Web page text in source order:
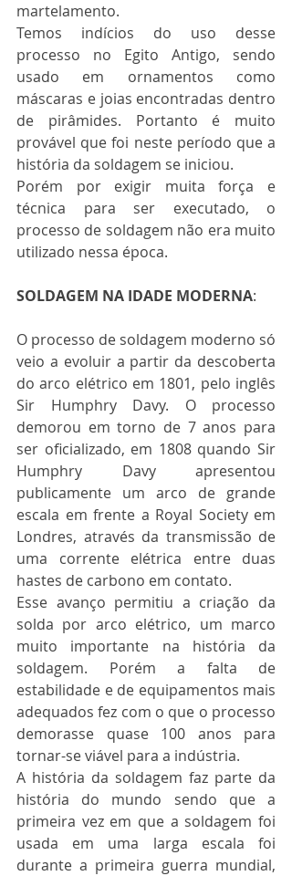
martelamento.
Temos indícios do uso desse
processo no Egito Antigo, sendo
usado em ornamentos como
máscaras e joias encontradas dentro
de pirâmides. Portanto é muito
provável que foi neste período que a
história da soldagem se iniciou.
Porém por exigir muita força e
técnica para ser executado, o
processo de soldagem não era muito
utilizado nessa época.
SOLDAGEM NA IDADE MODERNA:
O processo de soldagem moderno só
veio a evoluir a partir da descoberta
do arco elétrico em 1801, pelo inglês
Sir Humphry Davy. O processo
demorou em torno de 7 anos para
ser oficializado, em 1808 quando Sir
Humphry Davy apresentou
publicamente um arco de grande
escala em frente a Royal Society em
Londres, através da transmissão de
uma corrente elétrica entre duas
hastes de carbono em contato.
Esse avanço permitiu a criação da
solda por arco elétrico, um marco
muito importante na história da
soldagem. Porém a falta de
estabilidade e de equipamentos mais
adequados fez com o que o processo
demorasse quase 100 anos para
tornar-se viável para a indústria.
A história da soldagem faz parte da
história do mundo sendo que a
primeira vez em que a soldagem foi
usada em uma larga escala foi
durante a primeira guerra mundial,